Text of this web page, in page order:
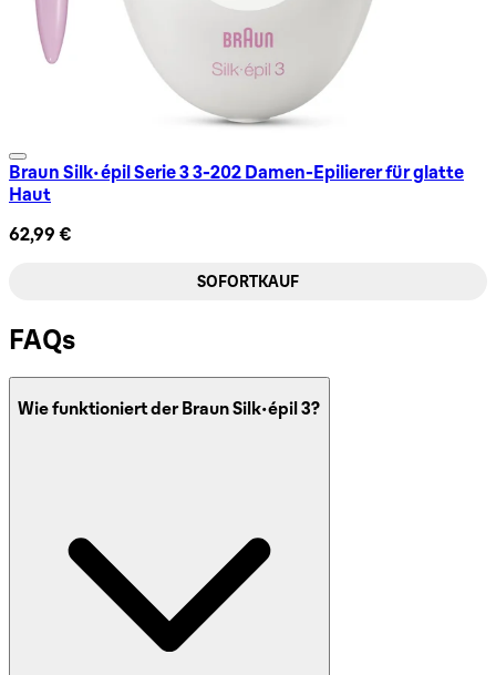
Braun Silk-épil Serie 3 3-202 Damen-Epilierer für glatte
Haut
62,99 €
SOFORTKAUF
FAQs
Wie funktioniert der Braun Silk-épil 3?